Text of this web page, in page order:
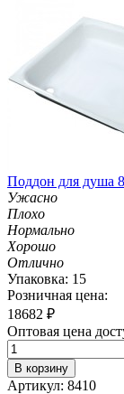
Поддон для душа
Ужасно
Плохо
Нормально
Хорошо
Отлично
Упаковка: 15
Розничная цена:
18682 ₽
Оптовая цена
В корзину
Артикул: 8410